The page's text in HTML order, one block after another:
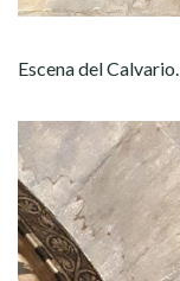
Escena del Calvario.